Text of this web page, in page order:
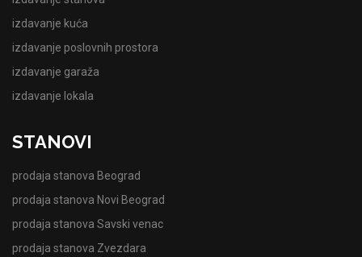
izdavanje kuća
izdavanje poslovnih prostora
izdavanje garaža
izdavanje lokala
STANOVI
prodaja stanova Beograd
prodaja stanova Novi Beograd
prodaja stanova Savski venac
prodaja stanova Zvezdara